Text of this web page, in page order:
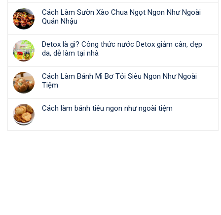
Cách Làm Sườn Xào Chua Ngọt Ngon Như Ngoài
Quán Nhậu
Detox là gì? Công thức nước Detox giảm cân, đẹp
da, dễ làm tại nhà
Cách Làm Bánh Mì Bơ Tỏi Siêu Ngon Như Ngoài
Tiệm
Cách làm bánh tiêu ngon như ngoài tiệm